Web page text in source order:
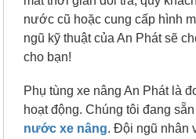
nước cũ hoặc cung cấp hình
ngũ kỹ thuật của An Phát sẽ
cho bạn!
Phụ tùng xe nâng An Phát là
hoạt động. Chúng tôi đang
nước xe nâng. Đội ngũ nhân